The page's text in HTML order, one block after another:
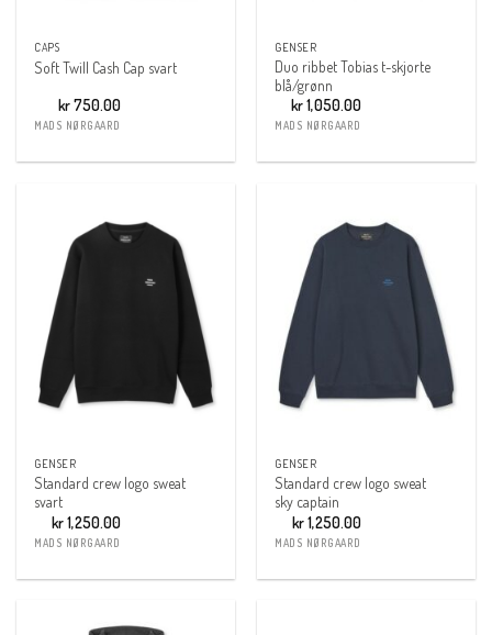
CAPS
Soft Twill Cash Cap svart
kr750.00
MADS NØRGAARD
GENSER
Duo ribbet Tobias t-skjorte
blå/grønn
kr1,050.00
MADS NØRGAARD
GENSER
Standard crew logo sweat
svart
kr1,250.00
MADS NØRGAARD
GENSER
Standard crew logo sweat
sky captain
kr1,250.00
MADS NØRGAARD